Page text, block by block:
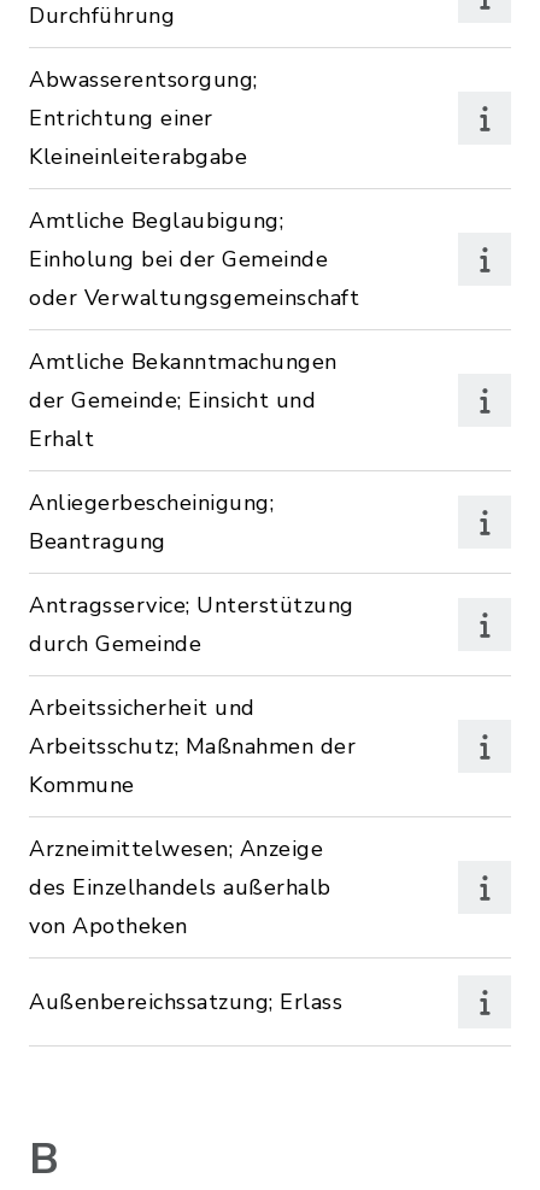
Durchführung
Abwasserentsorgung;
Entrichtung einer
Kleineinleiterabgabe
Amtliche Beglaubigung;
Einholung bei der Gemeinde
oder Verwaltungsgemeinschaft
Amtliche Bekanntmachungen
der Gemeinde; Einsicht und
Erhalt
Anliegerbescheinigung;
Beantragung
Antragsservice; Unterstützung
durch Gemeinde
Arbeitssicherheit und
Arbeitsschutz; Maßnahmen der
Kommune
Arzneimittelwesen; Anzeige
des Einzelhandels außerhalb
von Apotheken
Außenbereichssatzung; Erlass
B